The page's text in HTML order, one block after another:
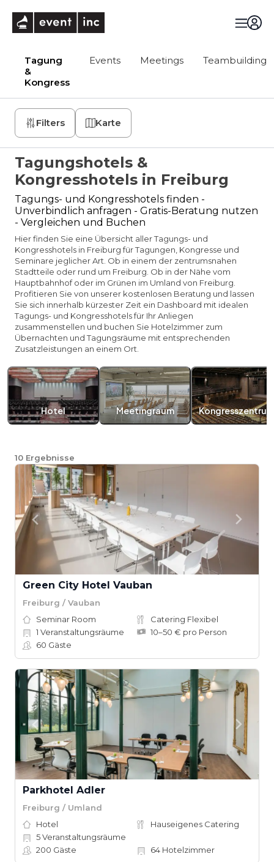
Tagung
&
Kongress
Events Meetings Teambuilding
Filters Karte
Tagungshotels &
Kongresshotels in Freiburg
Tagungs- und Kongresshotels finden -
Unverbindlich anfragen - Gratis-Beratung nutzen
- Vergleichen und Buchen
Hier finden Sie eine Übersicht aller Tagungs- und
Kongresshotels in Freiburg für Tagungen, Kongresse und
Seminare jeglicher Art. Ob in einem der zentrumsnahen
Stadtteile oder rund um Freiburg. Ob in der Nähe vom
Hauptbahnhof oder im Grünen im Umland von Freiburg.
Profitieren Sie von unserer kostenlosen Beratung und lassen
Sie sich innerhalb kürzester Zeit ein Dashboard mit idealen
Tagungs- und Kongresshotels für Ihr Anliegen
zusammenstellen und buchen Sie Hotelzimmer zum
Übernachten und Tagungsräume mit entsprechenden
Zusatzleistungen an einem Ort.
Hotel Meetingraum Kongresszentrum
10 Ergebnisse
Green City Hotel Vauban
Freiburg / Vauban
Seminar Room
Catering Flexibel
1 Veranstaltungsräume
10–50 € pro Person
60 Gäste
Parkhotel Adler
Freiburg / Umland
Hotel
Hauseigenes Catering
5Veranstaltungsräume
200 Gäste 64 Hotelzimmer